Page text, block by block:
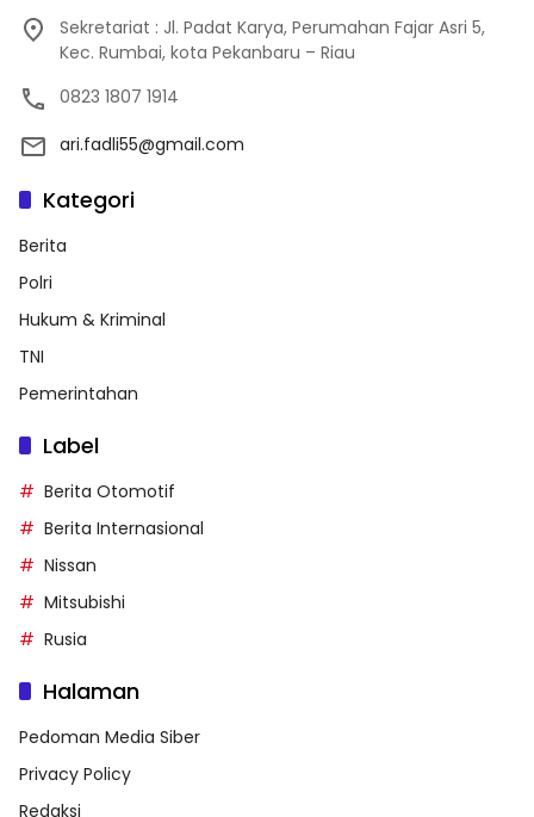
Sekretariat : Jl. Padat Karya, Perumahan Fajar Asri 5,
Kec. Rumbai, kota Pekanbaru – Riau
0823 1807 1914
ari.fadli55@gmail.com
Kategori
Berita
Polri
Hukum & Kriminal
TNI
Pemerintahan
Label
Berita Otomotif
Berita Internasional
Nissan
Mitsubishi
Rusia
Halaman
Pedoman Media Siber
Privacy Policy
Redaksi